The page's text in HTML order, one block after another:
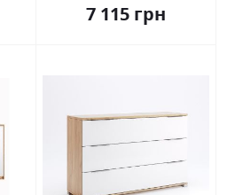
7 115 грн